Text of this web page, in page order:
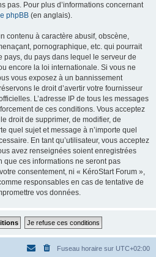
pas. Pour plus d’informations concernant
phpBB (en anglais).
contenu à caractère abusif, obscène,
pornographique, etc. qui pourrait
pays, du pays dans lequel le serveur de
encore la loi internationale. Si vous ne
vous exposez à un bannissement
le droit d’avertir votre fournisseur
L’adresse IP de tous les messages
de ces conditions. Vous acceptez
droit de supprimer, de modifier, de
quel sujet et message à n’importe quel
En tant qu’utilisateur, vous acceptez
avez renseignées soient enregistrées
que ces informations ne seront pas
consentement, ni « KéroStart Forum »,
responsables en cas de tentative de
vos données.
Fuseau horaire sur UTC+02:00